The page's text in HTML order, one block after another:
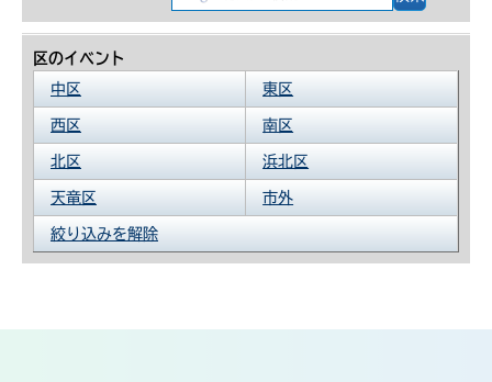
区のイベント
中区
東区
西区 南区
北区 浜北区
天竜区 市外
絞り込みを解除